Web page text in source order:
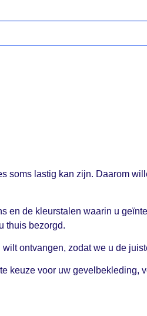
soms lastig kan zijn. Daarom
en de kleurstalen waarin u
thuis bezorgd.
ontvangen, zodat we u de
keuze voor uw gevelbekleding,